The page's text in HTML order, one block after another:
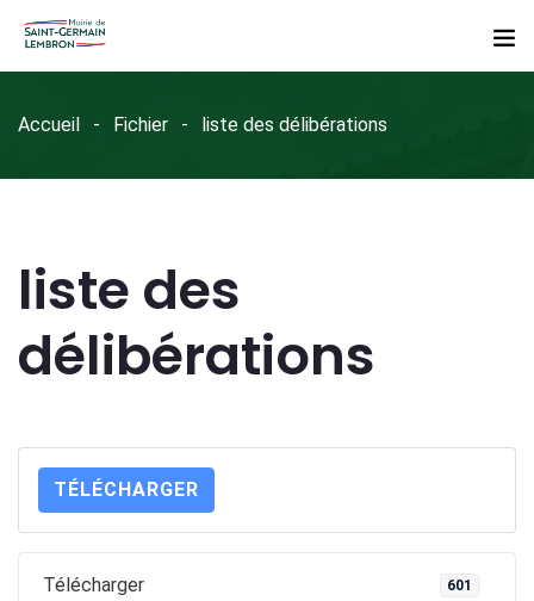
Accueil Fichier liste des délibérations
liste des
délibérations
TÉLÉCHARGER
Télécharger 601